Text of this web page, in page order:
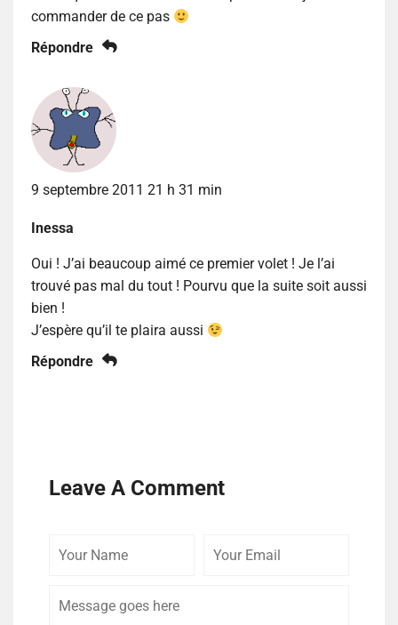
commander de ce pas
Répondre
9 septembre 2011 21 h 31 min
Inessa
Oui ! J’ai beaucoup aimé ce premier volet ! Je l’ai
trouvé pas mal du tout ! Pourvu que la suite soit aussi
bien !
J’espère qu’il te plaira aussi
Répondre
Leave A Comment